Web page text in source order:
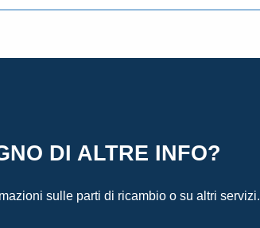
DI ALTRE INFO?
sulle parti di ricambio o su altri servizi.